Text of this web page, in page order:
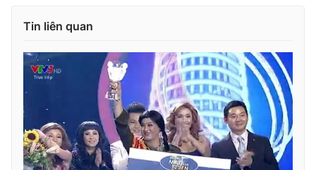
Email: toasoan@vtv.vn
Tin liên quan